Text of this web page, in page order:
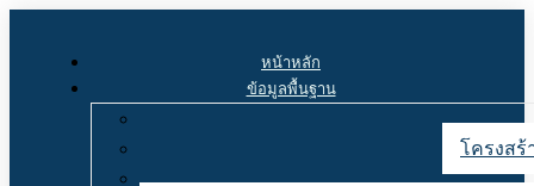
หน้าหลัก
ข้อมูลพื้นฐาน
โครงสร้